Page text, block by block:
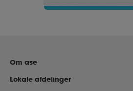
Om ase
Lokale afdelinger